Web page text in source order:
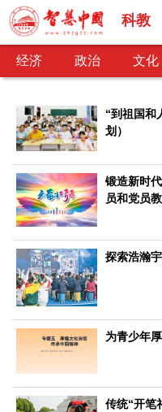
科教
经济 政治 文化
经济
经济观察 产业纵横 区域
经济转型
供给侧改革
深化改革 依法治国 司法
网文推荐
文化
中华文化 核心价值 文化
社会
“到祖国和
划）
锻造新时
员和党员
探索浩瀚
为青少年
传统“开笔